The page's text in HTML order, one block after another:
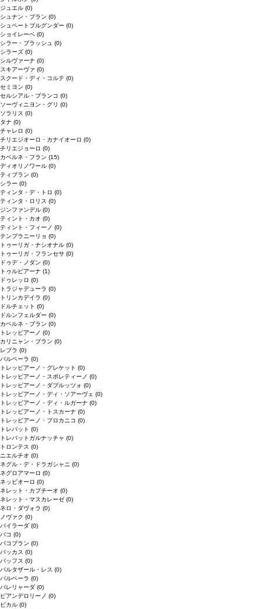
ジュエル (0)
シュナン・ブラン (0)
シュペートブルグンダー (0)
ショイレーベ (0)
シラー・ブラッシュ (0)
シラーズ (0)
シルヴァーナ (0)
スキアーヴァ (0)
スクード・ディ・コルテ (0)
セミヨン (0)
セルシアル・ブランコ (0)
ソーヴィニヨン・グリ (0)
ソラリス (0)
タナ (0)
チャレロ (0)
チリエジオーロ・カナイオーロ (0)
チリエジョーロ (0)
カベルネ・フラン (15)
ディオリノワール (0)
ティブラン (0)
シラー (0)
ティンタ・デ・トロ (0)
ティンタ・ロリス (0)
ジンファンデル (0)
ティント・カオ (0)
ティント・フィーノ (0)
テンプラニーリョ (0)
トゥーリガ・ナシオナル (0)
トゥーリガ・フランセサ (0)
ドゥデ・ノダン (0)
トゥルビアーナ (1)
ドゥレッロ (0)
トラジャデューラ (0)
トリンカデイラ (0)
ドルチェット (0)
ドルンフェルダー (0)
カベルネ・ブラン (0)
トレッビアーノ (0)
カリニャン・ブラン (0)
レブラ (0)
バルベーラ (0)
トレッビアーノ・グレケット (0)
トレッビアーノ・スポレティーノ (0)
トレッビアーノ・ダブルッツォ (0)
トレッビアーノ・ディ・ソアーヴェ (0)
トレッビアーノ・ディ・ルガーナ (0)
トレッビアーノ・トスカーナ (0)
トレッビアーノ・プロカニコ (0)
トレパット (0)
トレパットガルナッチャ (0)
トロンテス (0)
ニエルチオ (0)
ネグル・デ・ドラガシャニ (0)
ネグロアマーロ (0)
ネッビオーロ (0)
ネレット・カプチーオ (0)
ネレット・マスカレーゼ (0)
ネロ・ダヴォラ (0)
ノヴァク (0)
バイラーダ (0)
バコ (0)
バコブラン (0)
バッカス (0)
バッフス (0)
バルタザール・レス (0)
バルベーラ (0)
パレリャーダ (0)
ピアンデロリーノ (0)
ビカル (0)